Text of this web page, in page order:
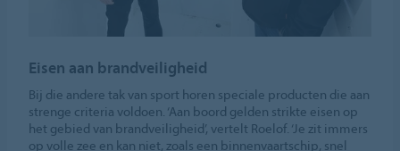
Eisen aan brandveiligheid
Bij die andere tak van sport horen speciale producten die aan
strenge criteria voldoen. ‘Aan boord gelden strikte eisen op
het gebied van brandveiligheid’, vertelt Roelof. ‘Je zit immers
op volle zee en kan niet, zoals een binnenvaartschip, snel